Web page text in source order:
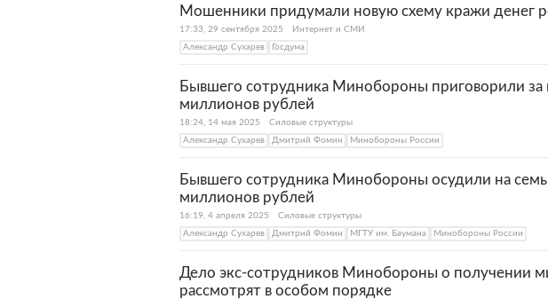
Мошенники придумали новую схему кражи денег
17:33, 29 сентября 2025
Интернет и СМИ
Александр Сухарев
Госдума
Бывшего сотрудника Минобороны приговорили за
миллионов рублей
18:24, 14 мая 2025
Силовые структуры
Александр Сухарев
Дмитрий Фомин Минобороны России
Бывшего сотрудника Минобороны осудили на семь
миллионов рублей
16:19, 4 апреля 2025
Силовые структуры
Александр Сухарев
Дмитрий Фомин МГТУ им. Баумана Минобороны России
Дело экс-сотрудников Минобороны о получении
рассмотрят в особом порядке